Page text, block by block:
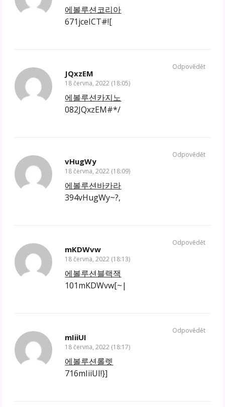
에볼루션코리아
671jceICT#![
JQxzEM
18 června, 2022 (18:05)
에볼루션카지노
082JQxzEM#*/
Odpovědět
vHugWy
18 června, 2022 (18:09)
에볼루션바카라
394vHugWy~?,
Odpovědět
mKDWvw
18 června, 2022 (18:13)
에볼루션블랙잭
101mKDWvw[~|
Odpovědět
mIiiUI
18 června, 2022 (18:17)
에볼루션롤렛
716mIiiUI!}]
Odpovědět